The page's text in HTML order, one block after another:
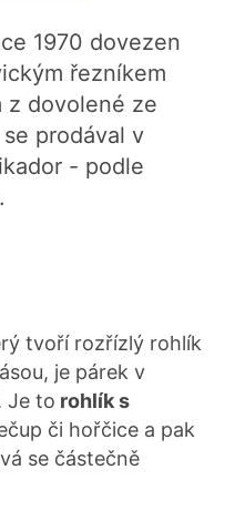
1970 dovezen
řezníkem
z dovolené ze
prodával v
- podle
tvoří rozřízlý rohlík
je párek v
Je to rohlík s
či hořčice a pak
se částečně